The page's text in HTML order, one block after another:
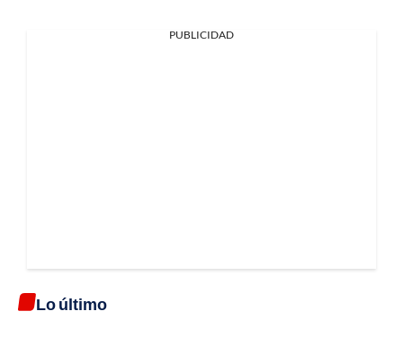
PUBLICIDAD
Lo último